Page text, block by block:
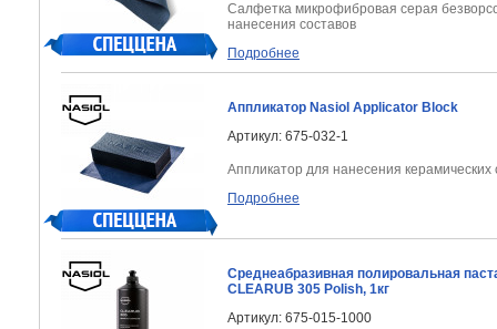
Салфетка микрофибровая серая
нанесения составов
Подробнее
Аппликатор Nasiol Applicator Block
Артикул: 675-032-1
Аппликатор для нанесения керамических
Подробнее
Среднеабразивная полировальная
CLEARUB 305 Polish, 1кг
Артикул: 675-015-1000